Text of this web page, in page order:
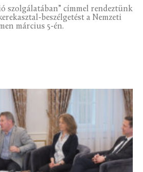
szolgálatában” címmel rendeztünk
beszélgetést a Nemzeti
március 5-én.